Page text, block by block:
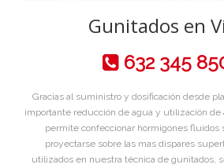
Gunitados en
632 345
Gracias al suministro y dosificación desde
importante reducción de agua y utilización de
permite confeccionar hormigones fluidos
proyectarse sobre las mas dispares
utilizados en nuestra técnica de gunitados,